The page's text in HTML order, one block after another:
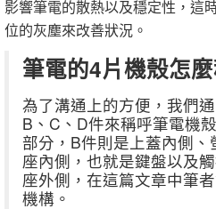
影響筆電的散熱以及穩定性，這
位的灰塵來改善狀況。
筆電的4片機殼怎
為了溝通上的方便，我們
B、C、D件來稱呼筆電機
部分，B件則是上蓋內側
座內側，也就是鍵盤以及
座外側，在這篇文章中筆
機構。